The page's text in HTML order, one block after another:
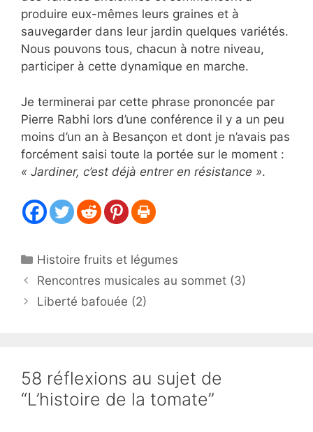
produire eux-mêmes leurs graines et à
sauvegarder dans leur jardin quelques variétés.
Nous pouvons tous, chacun à notre niveau,
participer à cette dynamique en marche.
Je terminerai par cette phrase prononcée par
Pierre Rabhi lors d’une conférence il y a un peu
moins d’un an à Besançon et dont je n’avais pas
forcément saisi toute la portée sur le moment :
« Jardiner, c’est déjà entrer en résistance ».
Catégories
Histoire fruits et légumes
Rencontres musicales au sommet (3)
Liberté bafouée (2)
58 réflexions au sujet de
“L’histoire de la tomate”